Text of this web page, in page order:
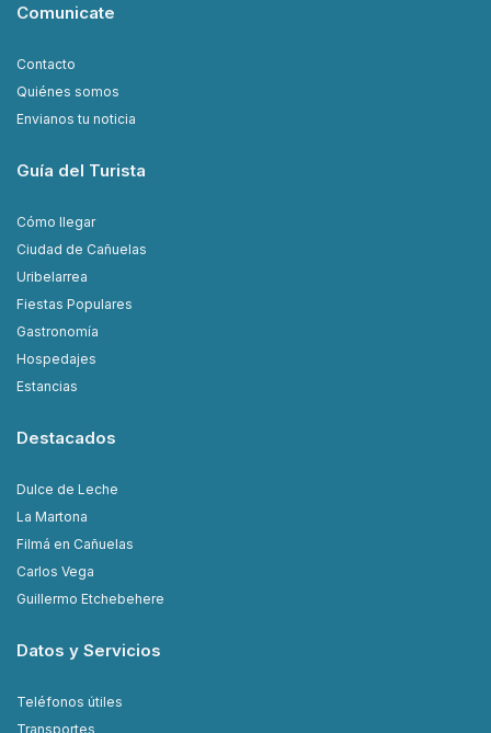
Comunicate
Contacto
Quiénes somos
Envianos tu noticia
Guía del Turista
Cómo llegar
Ciudad de Cañuelas
Uribelarrea
Fiestas Populares
Gastronomía
Hospedajes
Estancias
Destacados
Dulce de Leche
La Martona
Filmá en Cañuelas
Carlos Vega
Guillermo Etchebehere
Datos y Servicios
Teléfonos útiles
Transportes